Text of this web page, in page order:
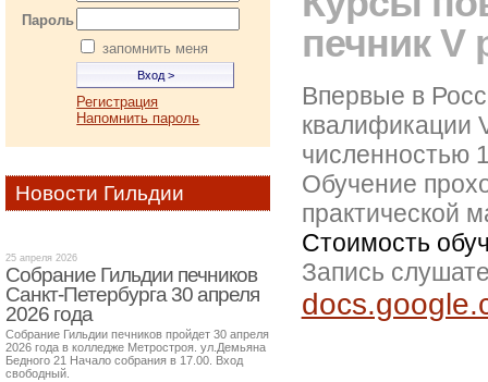
печник V
Впервые в
квалификации
численностью
Обучение
практической
Стоимость
Запись
Пароль
запомнить меня
Регистрация
Напомнить пароль
Новости Гильдии
25 апреля 2026
Собрание Гильдии печников
Санкт-Петербурга 30 апреля
2026 года
Собрание Гильдии печников пройдет 30 апреля
2026 года в колледже Метростроя. ул.Демьяна
Бедного 21 Начало собрания в 17.00. Вход
свободный.